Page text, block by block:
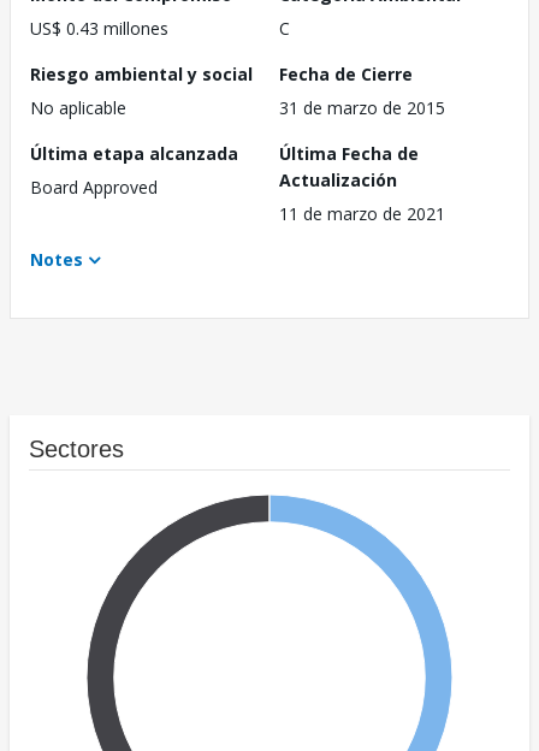
US$ 0.43 millones
C
Riesgo ambiental y social
No aplicable
Fecha de Cierre
31 de marzo de 2015
Última etapa alcanzada
Board Approved
Última Fecha de
Actualización
11 de marzo de 2021
Notes
Sectores